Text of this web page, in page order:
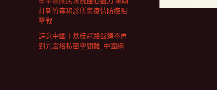
打新竹森和診所贏疫情防控阻
擊戰
詩意中國丨荔枝驛路蜀道不再
到九宮格私密空間難_中國網